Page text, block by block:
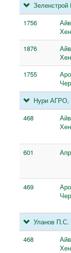
1756
1876
1755
Нури АГРО,
468
601
469
Уланов П.С.
468